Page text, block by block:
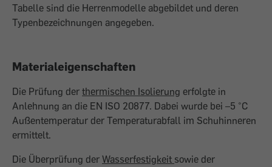
Tabelle sind die Herrenmodelle abgebildet und deren
Typenbezeichnungen angegeben.
Materialeigenschaften
Die Prüfung der thermischen Isolierung erfolgte in
Anlehnung an die EN ISO 20877. Dabei wurde bei –5 °C
Außentemperatur der Temperaturabfall im Schuhinneren
ermittelt.
Die Überprüfung der Wasserfestigkeit sowie der